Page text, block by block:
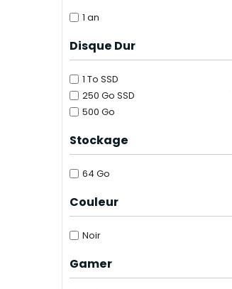
1 an
Disque Dur
1 To SSD
250 Go SSD
500 Go
Stockage
64 Go
Couleur
Noir
Gamer